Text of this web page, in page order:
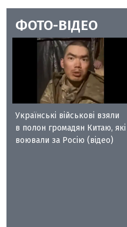
ФОТО-ВІДЕО
Українські військові взяли
в полон громадян Китаю, які
воювали за Росію (відео)